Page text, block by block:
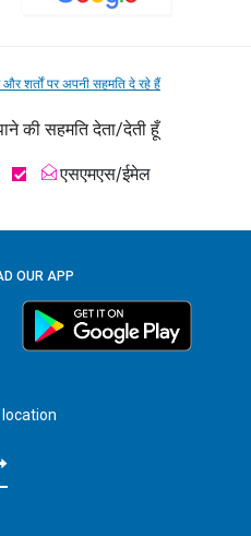
और शर्तों पर अपनी सहमति दे रहे हैं
की सहमति देता/देती हूँ
एसएमएस/ईमेल
OUR APP